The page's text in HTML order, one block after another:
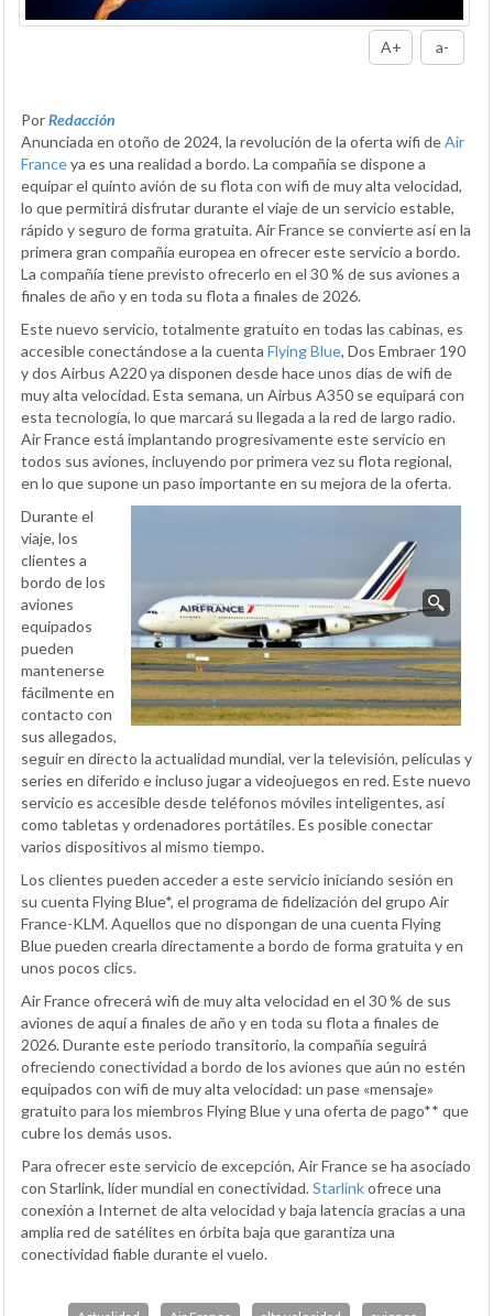
A+ a-
PorRedacción
Anunciada en otoño de 2024, la revolución de la oferta wifi deAir
Franceya es una realidad a bordo. La compañía se dispone a
equipar el quinto avión de su flota con wifi de muy alta velocidad,
lo que permitirá disfrutar durante el viaje de un servicio estable,
rápido y seguro de forma gratuita. Air France se convierte así en la
primera gran compañía europea en ofrecer este servicio a bordo.
La compañía tiene previsto ofrecerlo en el 30 % de sus aviones a
finales de año y en toda su flota a finales de 2026.
Este nuevo servicio, totalmente gratuito en todas las cabinas, es
accesible conectándose a la cuenta Flying Blue, Dos Embraer 190
y dos Airbus A220 ya disponen desde hace unos días de wifi de
muy alta velocidad. Esta semana, un Airbus A350 se equipará con
esta tecnología, lo que marcará su llegada a la red de largo radio.
Air France está implantando progresivamente este servicio en
todos sus aviones, incluyendo por primera vez su flota regional,
en lo que supone un paso importante en su mejora de la oferta.
Durante el
viaje, los
clientes a
bordo de los
aviones
equipados
pueden
mantenerse
fácilmente en
contacto con
sus allegados,
seguir en directo la actualidad mundial, ver la televisión, películas y
series en diferido e incluso jugar a videojuegos en red. Este nuevo
servicio es accesible desde teléfonos móviles inteligentes, así
como tabletas y ordenadores portátiles. Es posible conectar
varios dispositivos al mismo tiempo.
Los clientes pueden acceder a este servicio iniciando sesión en
su cuenta Flying Blue*, el programa de fidelización del grupo Air
France-KLM. Aquellos que no dispongan de una cuenta Flying
Blue pueden crearla directamente a bordo de forma gratuita y en
unos pocos clics.
Air France ofrecerá wifi de muy alta velocidad en el 30 % de sus
aviones de aquí a finales de año y en toda su flota a finales de
2026. Durante este periodo transitorio, la compañía seguirá
ofreciendo conectividad a bordo de los aviones que aún no estén
equipados con wifi de muy alta velocidad: un pase «mensaje»
gratuito para los miembros Flying Blue y una oferta de pago** que
cubre los demás usos.
Para ofrecer este servicio de excepción, Air France se ha asociado
con Starlink, líder mundial en conectividad.Starlinkofrece una
conexión a Internet de alta velocidad y baja latencia gracias a una
amplia red de satélites en órbita baja que garantiza una
conectividad fiable durante el vuelo.